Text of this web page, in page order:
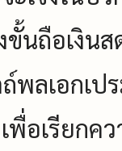
ขั้นถือเงิน
พลเอกเป
อเรียกค